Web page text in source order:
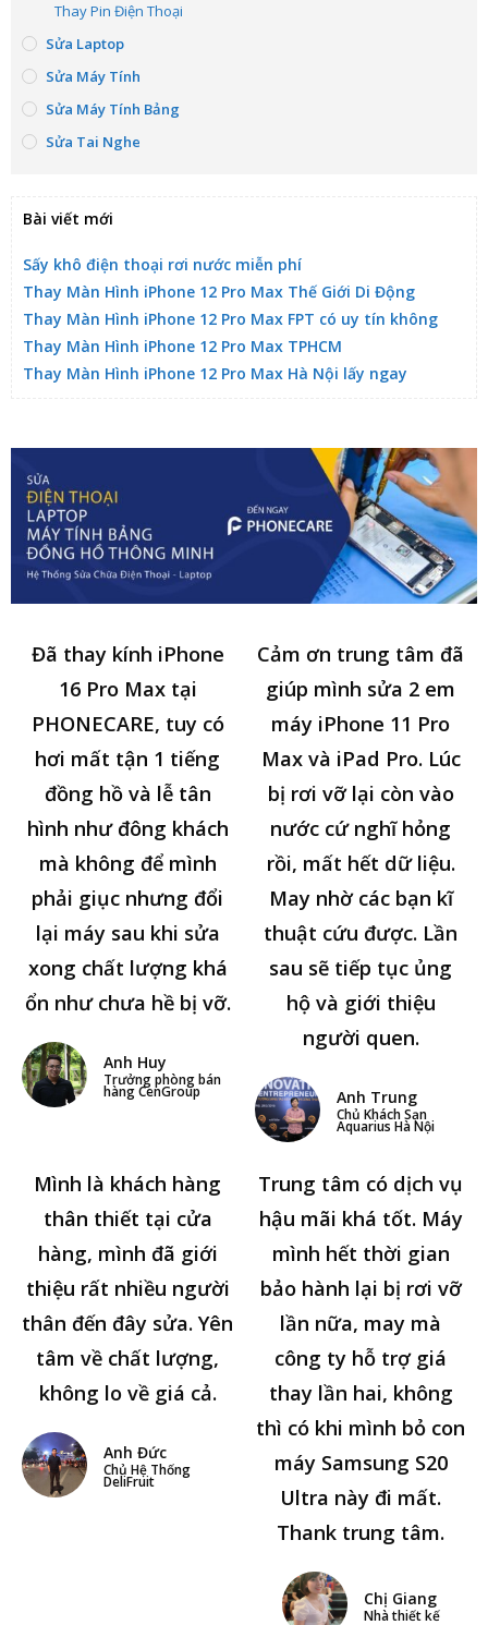
Thay Pin Điện Thoại
Sửa Laptop
Sửa Máy Tính
Sửa Máy Tính Bảng
Sửa Tai Nghe
Bài viết mới
Sấy khô điện thoại rơi nước miễn phí
Thay Màn Hình iPhone 12 Pro Max Thế Giới Di Động
Thay Màn Hình iPhone 12 Pro Max FPT có uy tín không
Thay Màn Hình iPhone 12 Pro Max TPHCM
Thay Màn Hình iPhone 12 Pro Max Hà Nội lấy ngay
Đã thay kính iPhone
16 Pro Max tại
PHONECARE, tuy có
hơi mất tận 1 tiếng
đồng hồ và lễ tân
hình như đông khách
mà không để mình
phải giục nhưng đổi
lại máy sau khi sửa
xong chất lượng khá
ổn như chưa hề bị vỡ.
Anh Huy
Trưởng phòng bán
hàng CenGroup
Cảm ơn trung tâm đã
giúp mình sửa 2 em
máy iPhone 11 Pro
Max và iPad Pro. Lúc
bị rơi vỡ lại còn vào
nước cứ nghĩ hỏng
rồi, mất hết dữ liệu.
May nhờ các bạn kĩ
thuật cứu được. Lần
sau sẽ tiếp tục ủng
hộ và giới thiệu
người quen.
Anh Trung
Chủ Khách Sạn
Aquarius Hà Nội
Mình là khách hàng
thân thiết tại cửa
hàng, mình đã giới
thiệu rất nhiều người
thân đến đây sửa. Yên
tâm về chất lượng,
không lo về giá cả.
Anh Đức
Chủ Hệ Thống
DeliFruit
Trung tâm có dịch vụ
hậu mãi khá tốt. Máy
mình hết thời gian
bảo hành lại bị rơi vỡ
lần nữa, may mà
công ty hỗ trợ giá
thay lần hai, không
thì có khi mình bỏ con
máy Samsung S20
Ultra này đi mất.
Thank trung tâm.
Chị Giang
Nhà thiết kế